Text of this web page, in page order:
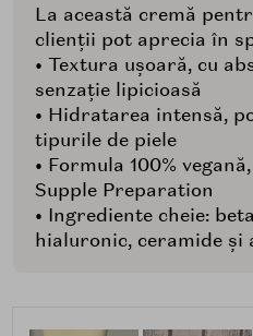
La această cremă
clienții pot aprecia în
• Textura ușoară, cu
senzație lipicioasă
• Hidratarea intensă,
tipurile de piele
• Formula 100%
Supple Preparation
• Ingrediente cheie:
hialuronic, ceramide și